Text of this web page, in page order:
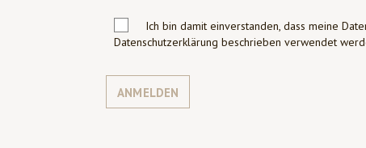
Ich bin damit einverstanden, dass meine
Datenschutzerklärung beschrieben verwendet
ANMELDEN